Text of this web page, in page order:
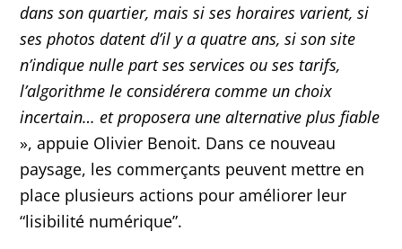
dans son quartier, mais si ses horaires varient, si
ses photos datent d’il y a quatre ans, si son site
n’indique nulle part ses services ou ses tarifs,
l’algorithme le considérera comme un choix
incertain… et proposera une alternative plus fiable
», appuie Olivier Benoit. Dans ce nouveau
paysage, les commerçants peuvent mettre en
place plusieurs actions pour améliorer leur
“lisibilité numérique”.